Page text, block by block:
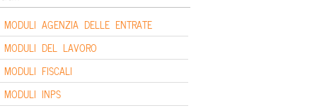
MODULI AGENZIA DELLE ENTRATE
MODULI DEL LAVORO
MODULI FISCALI
MODULI INPS